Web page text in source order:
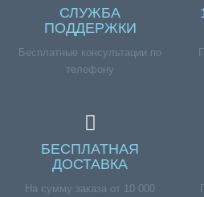
СЛУЖБА
ПОДДЕРЖКИ
Бесплатные консультации по
телефону
БЕСПЛАТНАЯ
ДОСТАВКА
На сумму заказа от 10 000